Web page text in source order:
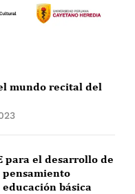
mundo recital del
para el desarrollo de
básica